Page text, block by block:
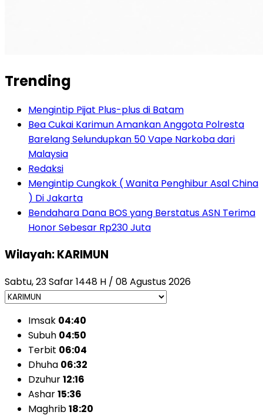
Trending
Mengintip Pijat Plus-plus di Batam
Bea Cukai Karimun Amankan Anggota Polresta
Barelang Selundupkan 50 Vape Narkoba dari
Malaysia
Redaksi
Mengintip Cungkok ( Wanita Penghibur Asal China
) Di Jakarta
Bendahara Dana BOS yang Berstatus ASN Terima
Honor Sebesar Rp230 Juta
Wilayah: KARIMUN
Sabtu, 23 Safar 1448 H / 08 Agustus 2026
Imsak 04:40
Subuh 04:50
Terbit 06:04
Dhuha 06:32
Dzuhur12:16
Ashar15:36
Maghrib18:20